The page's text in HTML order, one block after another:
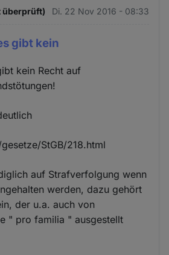
überprüft) Di. 22 Nov 2016 - 08:33
gibt kein
kein Recht auf
StGB/218.html
auf Strafverfolgung wenn
werden, dazu gehört
der u.a. auch von
" pro familia " ausgestellt